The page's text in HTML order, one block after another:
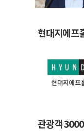
현대지에프
관광객